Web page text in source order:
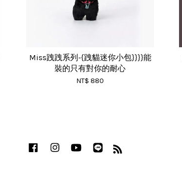
Miss跩跩系列-{跩貓迷你小包}}}}能
裝的只有對你的耐心
NT$ 880
Facebook InstagramYouTube Line